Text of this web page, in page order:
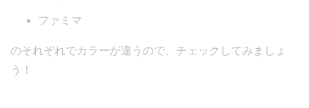
ファミマ
のそれぞれでカラーが違うので、チェックしてみましょ
う！